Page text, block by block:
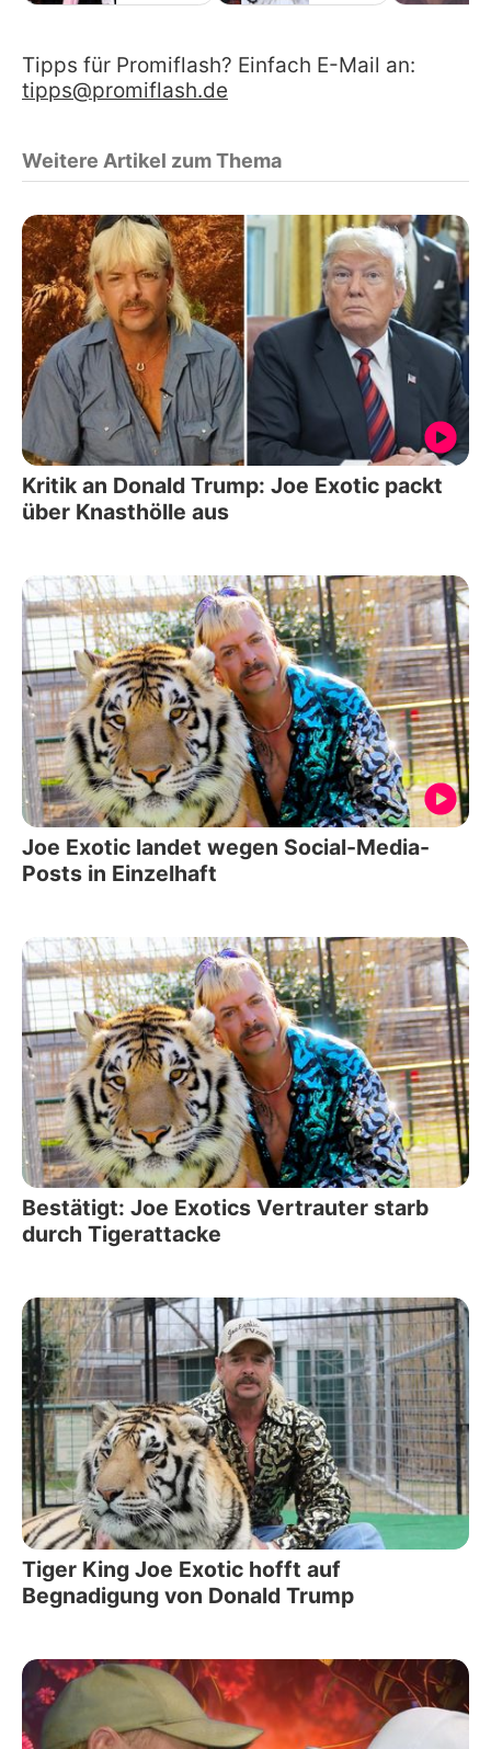
Tipps für Promiflash? Einfach E-Mail an:
tipps@promiflash.de
Weitere Artikel zum Thema
Kritik an Donald Trump: Joe Exotic packt
über Knasthölle aus
Joe Exotic landet wegen Social-Media-
Posts in Einzelhaft
Bestätigt: Joe Exotics Vertrauter starb
durch Tigerattacke
Tiger King Joe Exotic hofft auf
Begnadigung von Donald Trump